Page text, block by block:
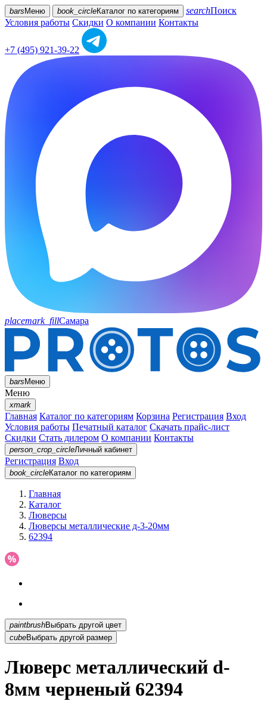
bars Меню book_circleКаталог по категориям searchПоиск
Условия работы Скидки О компании Контакты
+7 (495) 921-39-22
placemark_fillСамара
barsМеню
Меню
xmark
Главная Каталог по категориям Корзина Регистрация Вход
Условия работы Печатный каталог Скачать прайс-лист
Скидки Стать дилером О компании Контакты
person_crop_circleЛичный кабинет
Регистрация Вход
book_circleКаталог по категориям
Главная
Каталог
Люверсы
Люверсы металлические д-3-20мм
62394
paintbrush
Выбрать другой цвет
cubeВыбрать другой размер
Люверс металлический d-
8мм черненый 62394